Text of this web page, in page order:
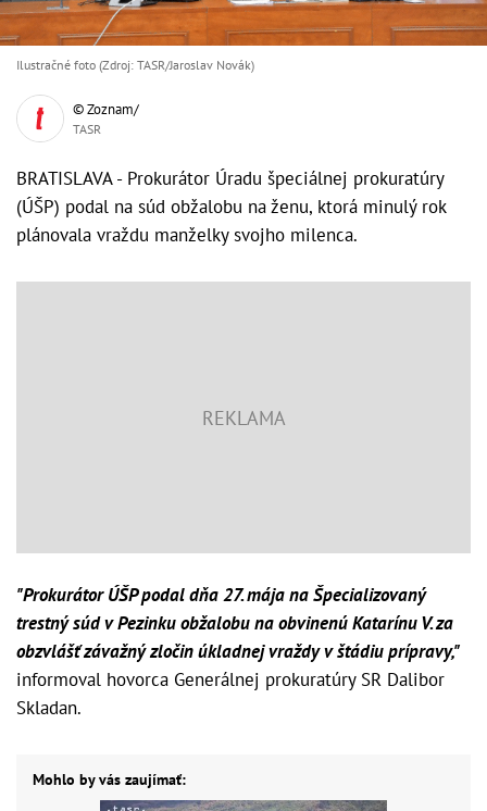
Ilustračné foto (Zdroj: TASR/Jaroslav Novák)
© Zoznam/
TASR
BRATISLAVA - Prokurátor Úradu špeciálnej prokuratúry
(ÚŠP) podal na súd obžalobu na ženu, ktorá minulý rok
plánovala vraždu manželky svojho milenca.
"Prokurátor ÚŠP podal dňa 27. mája na Špecializovaný
trestný súd v Pezinku obžalobu na obvinenú Katarínu V. za
obzvlášť závažný zločin úkladnej vraždy v štádiu prípravy,"
informoval hovorca Generálnej prokuratúry SR Dalibor
Skladan.
Mohlo by vás zaujímať: